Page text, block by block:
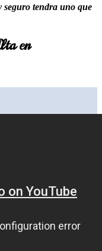
seguro tendra uno que
en